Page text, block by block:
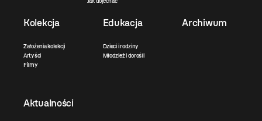
Kolekcja
Założenia kolekcji
Artyści
Filmy
Edukacja
Dzieci i rodziny
Młodzież i dorośli
Archiwum
Aktualności